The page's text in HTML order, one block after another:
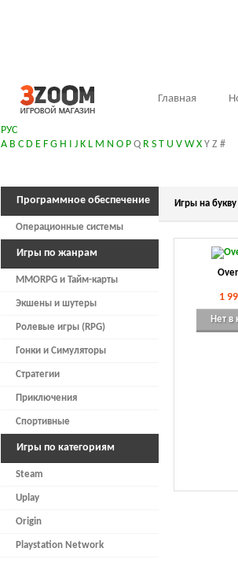
Главная
РУС
A B C D E F G H I J K L M N O P Q R S T U V W X Y Z #
Программное обеспечение
Операционные системы
Игры по жанрам
MMORPG и Тайм-карты
Экшены и шутеры
Ролевые игры (RPG)
Гонки и Симуляторы
Стратегии
Приключения
Спортивные
Игры по категориям
Steam
Uplay
Origin
Playstation Network
Игры на
1
Нет в